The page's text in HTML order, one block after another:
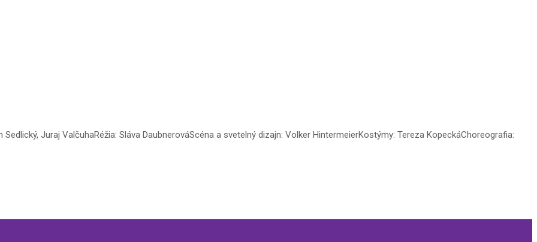
Juraj ValčuhaRéžia: Sláva DaubnerováScéna a svetelný dizajn: Volker HintermeierKostýmy: Tereza KopeckáChoreografia: